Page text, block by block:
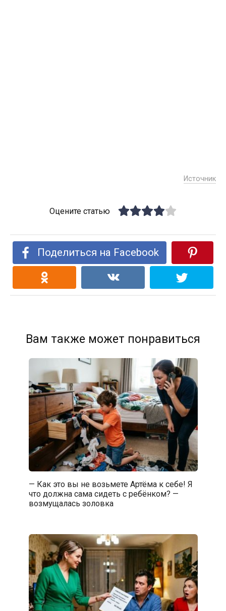
Источник
Оцените статью
Поделиться на Facebook
Вам также может понравиться
— Как это вы не возьмете Артёма к себе! Я
что должна сама сидеть с ребёнком? —
возмущалась золовка